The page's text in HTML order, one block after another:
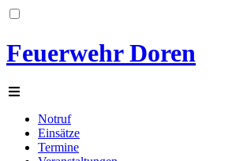
Feuerwehr Doren
Notruf
Einsätze
Termine